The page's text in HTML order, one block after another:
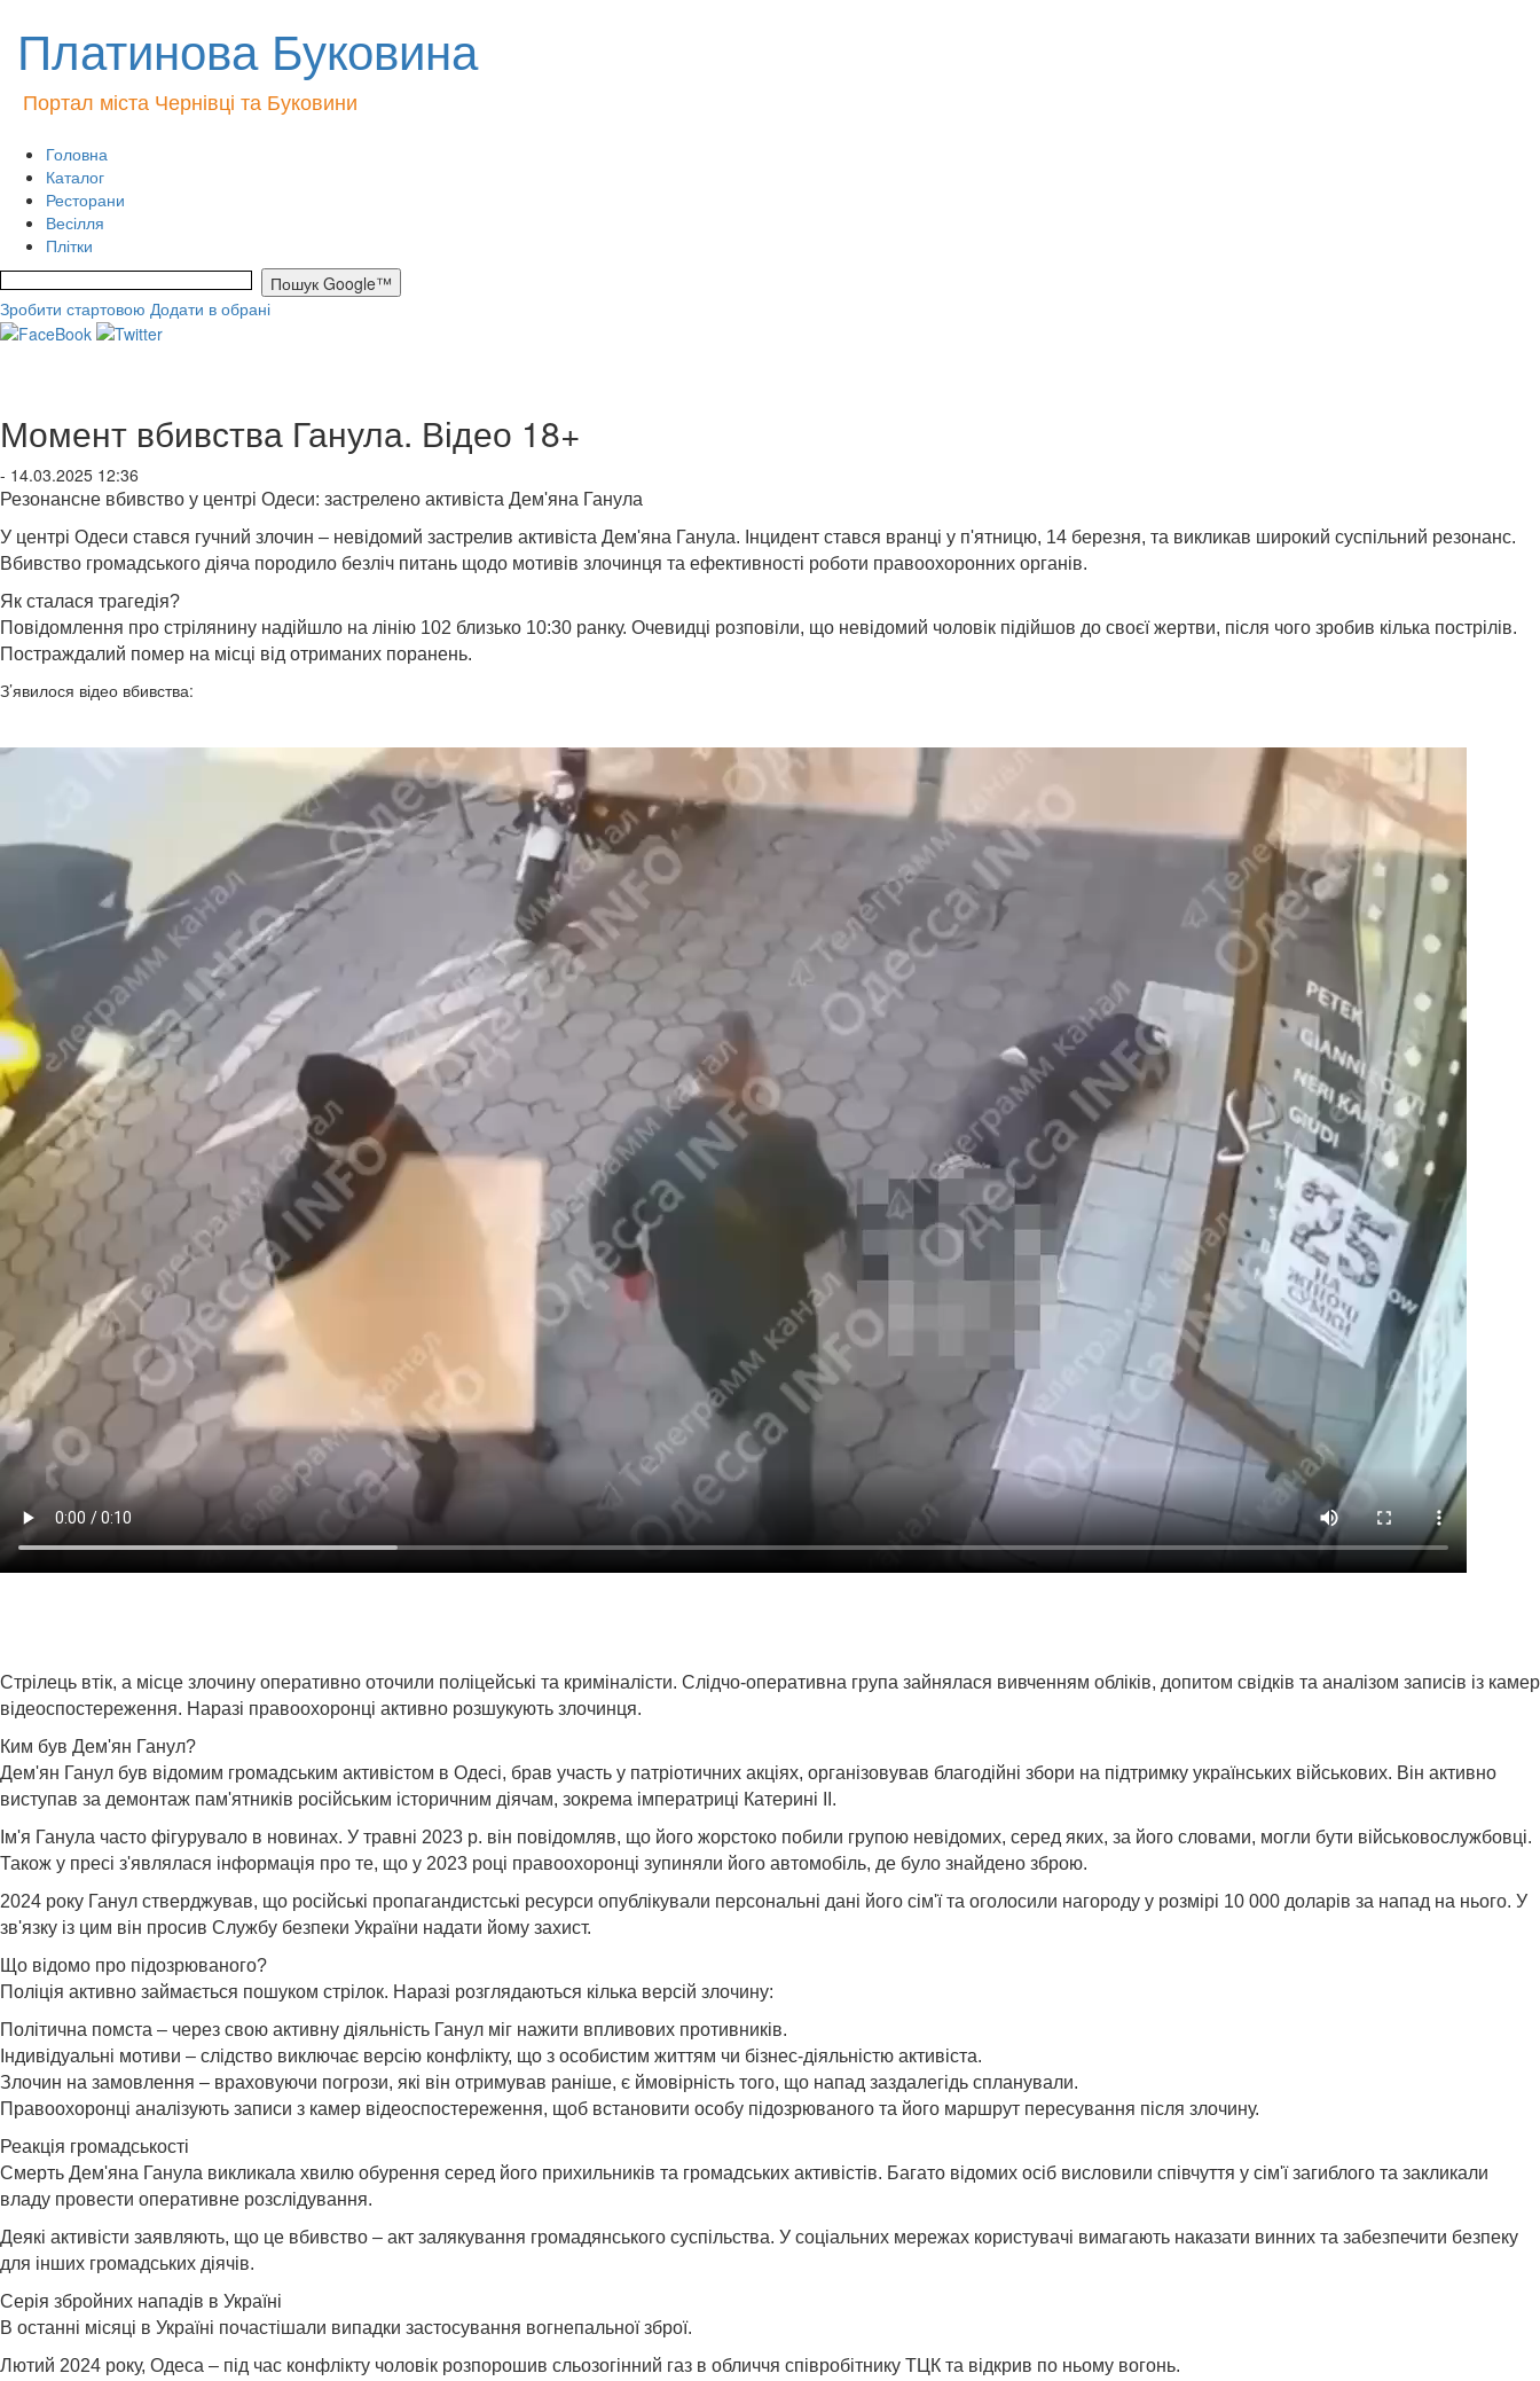
Платинова Буковина
Портал міста Чернівці та Буковини
Головна
Каталог
Ресторани
Весілля
Плітки
Зробити стартовою Додати в обрані
Момент вбивства Ганула. Відео 18+
- 14.03.2025 12:36
Резонансне вбивство у центрі Одеси: застрелено активіста Дем'яна Ганула
У центрі Одеси стався гучний злочин – невідомий застрелив активіста Дем'яна Ганула. Інцидент стався вранці у п'ятницю, 14 березня, та викликав широкий суспільний резонанс.
Вбивство громадського діяча породило безліч питань щодо мотивів злочинця та ефективності роботи правоохоронних органів.
Як сталася трагедія?
Повідомлення про стрілянину надійшло на лінію 102 близько 10:30 ранку. Очевидці розповіли, що невідомий чоловік підійшов до своєї жертви, після чого зробив кілька пострілів.
Постраждалий помер на місці від отриманих поранень.
З’явилося відео вбивства:
Стрілець втік, а місце злочину оперативно оточили поліцейські та криміналісти. Слідчо-оперативна група зайнялася вивченням обліків, допитом свідків та аналізом записів із камер
відеоспостереження. Наразі правоохоронці активно розшукують злочинця.
Ким був Дем'ян Ганул?
Дем'ян Ганул був відомим громадським активістом в Одесі, брав участь у патріотичних акціях, організовував благодійні збори на підтримку українських військових. Він активно
виступав за демонтаж пам'ятників російським історичним діячам, зокрема імператриці Катерині II.
Ім'я Ганула часто фігурувало в новинах. У травні 2023 р. він повідомляв, що його жорстоко побили групою невідомих, серед яких, за його словами, могли бути військовослужбовці.
Також у пресі з'являлася інформація про те, що у 2023 році правоохоронці зупиняли його автомобіль, де було знайдено зброю.
2024 року Ганул стверджував, що російські пропагандистські ресурси опублікували персональні дані його сім'ї та оголосили нагороду у розмірі 10 000 доларів за напад на нього. У
зв'язку із цим він просив Службу безпеки України надати йому захист.
Що відомо про підозрюваного?
Поліція активно займається пошуком стрілок. Наразі розглядаються кілька версій злочину:
Політична помста – через свою активну діяльність Ганул міг нажити впливових противників.
Індивідуальні мотиви – слідство виключає версію конфлікту, що з особистим життям чи бізнес-діяльністю активіста.
Злочин на замовлення – враховуючи погрози, які він отримував раніше, є ймовірність того, що напад заздалегідь спланували.
Правоохоронці аналізують записи з камер відеоспостереження, щоб встановити особу підозрюваного та його маршрут пересування після злочину.
Реакція громадськості
Смерть Дем'яна Ганула викликала хвилю обурення серед його прихильників та громадських активістів. Багато відомих осіб висловили співчуття у сім'ї загиблого та закликали
владу провести оперативне розслідування.
Деякі активісти заявляють, що це вбивство – акт залякування громадянського суспільства. У соціальних мережах користувачі вимагають наказати винних та забезпечити безпеку
для інших громадських діячів.
Серія збройних нападів в Україні
В останні місяці в Україні почастішали випадки застосування вогнепальної зброї.
Лютий 2024 року, Одеса – під час конфлікту чоловік розпорошив сльозогінний газ в обличчя співробітнику ТЦК та відкрив по ньому вогонь.